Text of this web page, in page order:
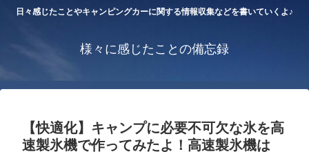
日々感じたことやキャンピングカーに関する情報収集などを書いていくよ♪
様々に感じたことの備忘録
【快適化】キャンプに必要不可欠な氷を高
速製氷機で作ってみたよ！高速製氷機は